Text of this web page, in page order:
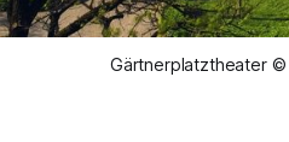
Gärtnerplatztheater ©